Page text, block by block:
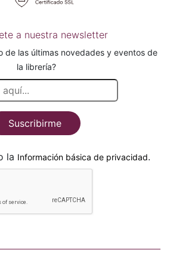
a nuestra newsletter
de las últimas novedades y eventos de
la librería?
Suscribirme
He leido y acepto la Información básica de privacidad.